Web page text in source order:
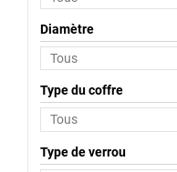
Diamètre
Type du coffre
Type de verrou